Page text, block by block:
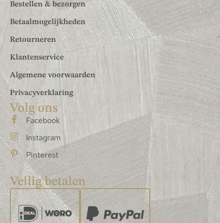
Bestellen & bezorgen
Betaalmogelijkheden
Retourneren
Klantenservice
Algemene voorwaarden
Privacyverklaring
Volg ons
Facebook
Instagram
Pinterest
Veilig betalen